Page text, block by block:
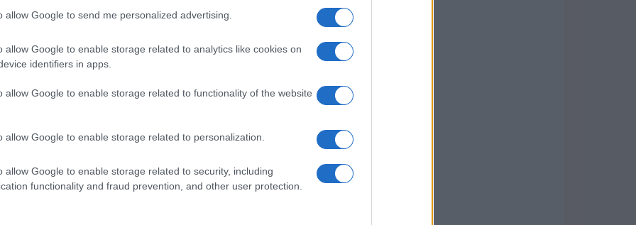
allow Google to send me personalized advertising.
allow Google to enable storage related to analytics like cookies on
identifiers in apps.
allow Google to enable storage related to functionality of the website
allow Google to enable storage related to personalization.
allow Google to enable storage related to security, including
functionality and fraud prevention, and other user protection.
della nuova fragranza di Lorenzo Villoresi,
poetica capace di catturare
non finiscono qui! Calé presenterà i marchi
speciale. E indovina un po’?
amo”, è un progetto affascinante che
uniche, ognuna associata a un luogo e a